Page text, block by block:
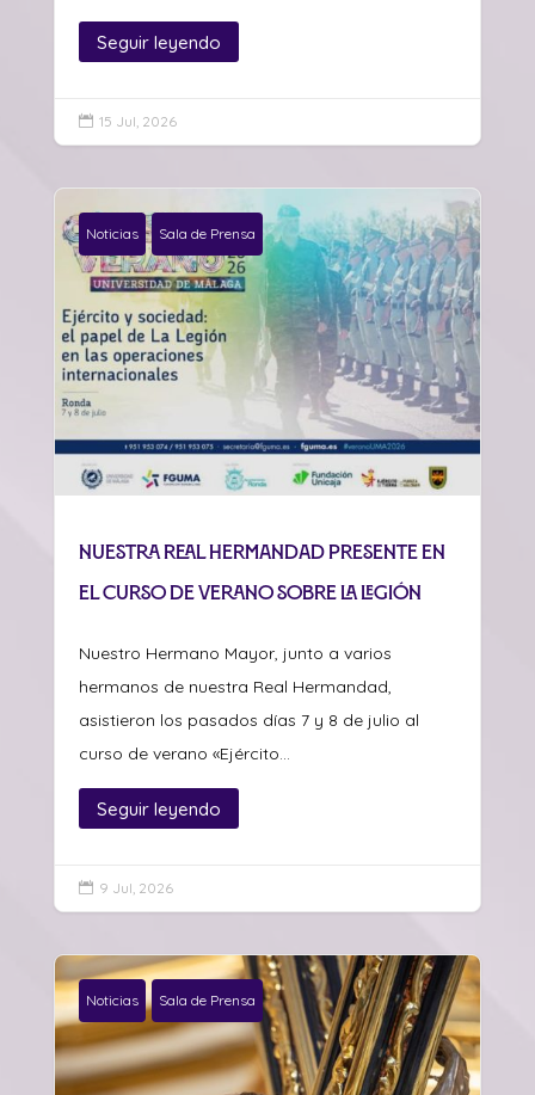
Seguir leyendo
 15 Jul, 2026
Noticias Sala de Prensa
Nuestra Real Hermandad presente en
el curso de verano sobre La Legión
Nuestro Hermano Mayor, junto a varios
hermanos de nuestra Real Hermandad,
asistieron los pasados días 7 y 8 de julio al
curso de verano «Ejército...
Seguir leyendo
 9 Jul, 2026
Noticias Sala de Prensa